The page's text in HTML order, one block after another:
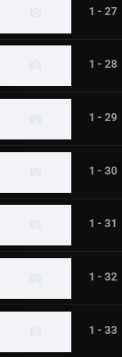
1 - 27
1 - 28
1 - 29
1 - 30
1 - 31
1 - 32
1 - 33